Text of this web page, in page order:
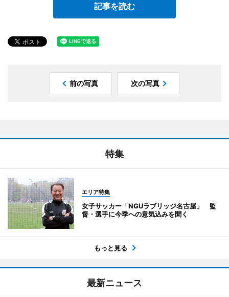
記事を読む
前の写真 次の写真
特集
エリア特集
女子サッカー「NGUラブリッジ名古屋」 監
督・選手に今季への意気込みを聞く
もっと見る
最新ニュース